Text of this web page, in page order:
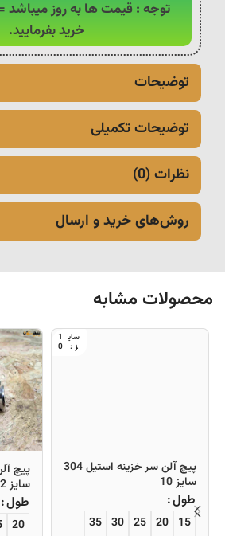
توجه : قیمت ها به روز میباشد
خرید بفرمایید.
توضیحات
توضیحات تکمیلی
نظرات (0)
روش‌های خرید و ارسال
محصولات مشابه
1
0
پیچ آلن سر خزینه استیل 304
سایز 10
طول
15
20
25
30
35
سایز 12
طول
20